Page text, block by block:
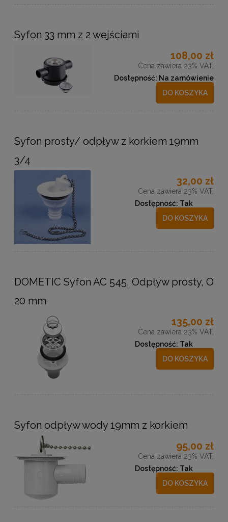
Syfon 33 mm z 2 wejściami
108,00 zł
Cena zawiera 23% VAT,
Dostępność: Na zamówienie
DO KOSZYKA
Syfon prosty/ odpływ z korkiem 19mm
3/4
32,00 zł
Cena zawiera 23% VAT,
Dostępność: Tak
DO KOSZYKA
DOMETIC Syfon AC 545, Odpływ prosty, O
20 mm
135,00 zł
Cena zawiera 23% VAT,
Dostępność: Tak
DO KOSZYKA
Syfon odpływ wody 19mm z korkiem
95,00 zł
Cena zawiera 23% VAT,
Dostępność: Tak
DO KOSZYKA